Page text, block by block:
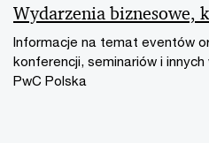
Wydarzenia biznesowe,
Informacje na temat eventów
konferencji, seminariów i
PwC Polska